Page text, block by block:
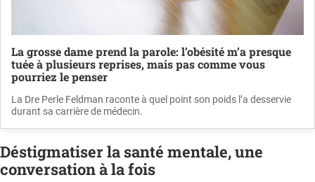
La grosse dame prend la parole: l’obésité m’a presque
tuée à plusieurs reprises, mais pas comme vous
pourriez le penser
La Dre Perle Feldman raconte à quel point son poids l’a desservie
durant sa carrière de médecin.
Déstigmatiser la santé mentale, une
conversation à la fois